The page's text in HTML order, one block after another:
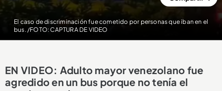
El caso de discriminación fue cometido por personas que iban en el
bus. /FOTO: CAPTURA DE VIDEO
EN VIDEO: Adulto mayor venezolano fue
agredido en un bus porque no tenía el